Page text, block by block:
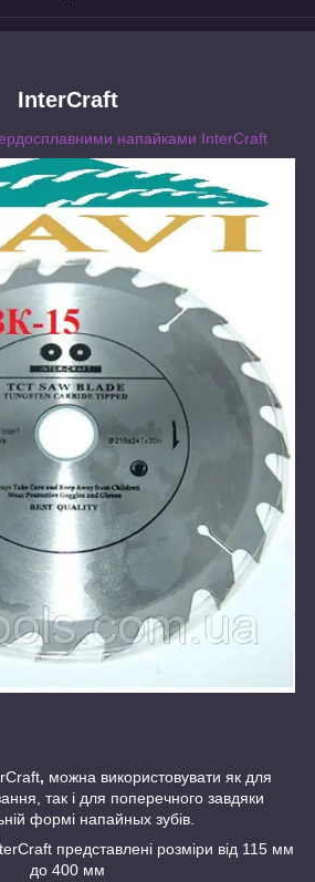
InterCraft
напайками InterCraft
, можна використовувати як для
так і для поперечного завдяки
формі напайных зубів.
представлені розміри від 115 мм
до 400 мм